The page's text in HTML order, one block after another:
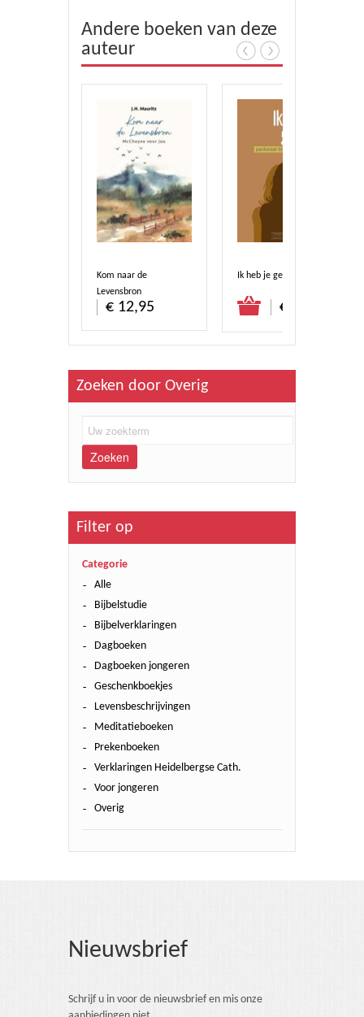
Andere boeken van deze
auteur
Kom naar de
Levensbron
€ 12,95
Ik heb je gemist
€ 9,90
Bestel direct
Zoeken door Overig
Zoeken
Filter op
Categorie
Alle
Bijbelstudie
Bijbelverklaringen
Dagboeken
Dagboeken jongeren
Geschenkboekjes
Levensbeschrijvingen
Meditatieboeken
Prekenboeken
Verklaringen Heidelbergse Cath.
Voor jongeren
Overig
Nieuwsbrief
Schrijf u in voor de nieuwsbrief en mis onze